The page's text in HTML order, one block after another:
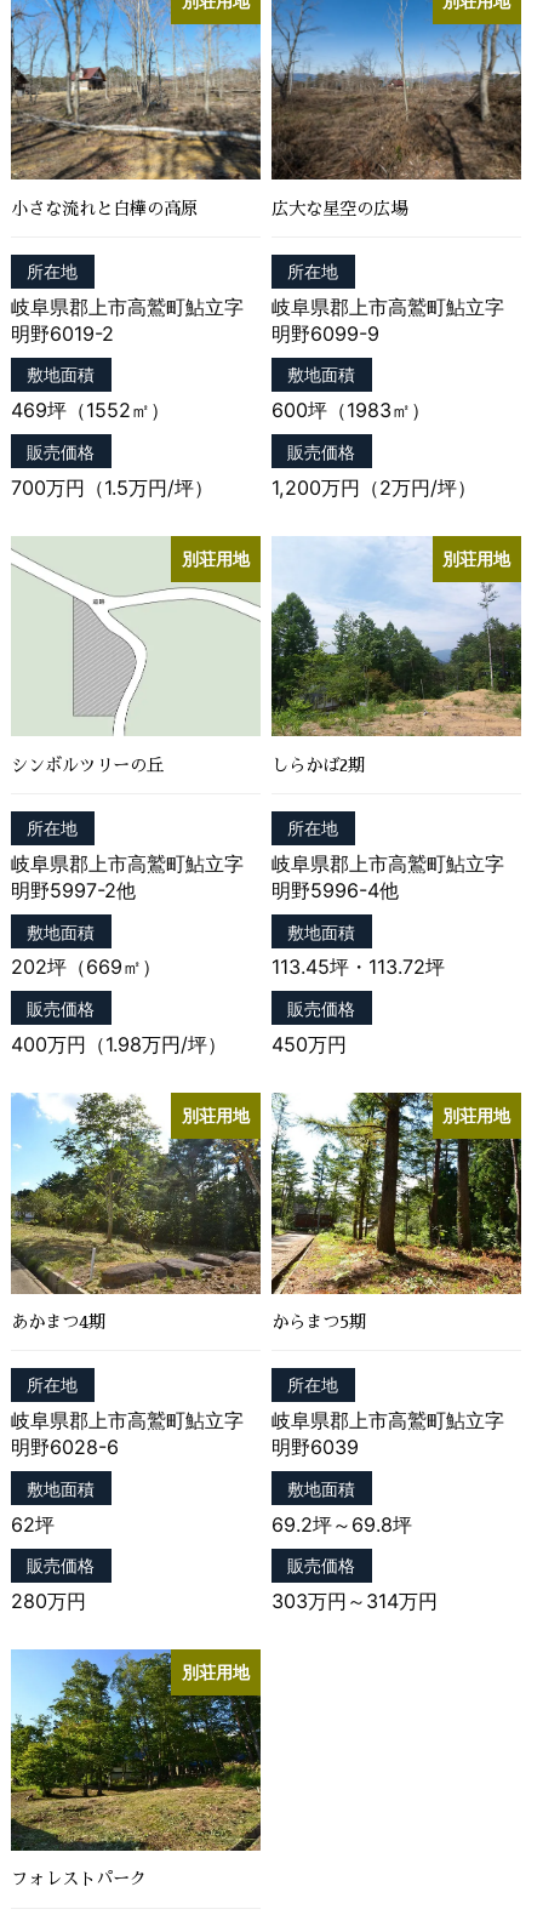
せたりするなど，本サービスの利用規約に違反したユ
ーザーや，不正・不当な目的でサービスを利用しよう
とするユーザーの利用をお断りするために，利用態
様，氏名や住所など個人を特定するための情報を利用
する目的
（7）ユーザーからのお問合せに対応するために，お
問合せ内容や代金の請求に関する情報など当社がユー
る情報や，ユーザーのサービス利用状況，連絡先情報
（8）上記の利用目的に付随する目的
第４条（個人情報の第三者提供）
当社は，次に掲げる場合を除いて，あらかじめユーザ
ーの同意を得ることなく，第三者に個人情報を提供す
ることはありません。ただし，個人情報保護法その他
の法令で認められる場合を除きます。
（1）法令に基づく場合
がある場合であって，本人の同意を得ることが困難で
（3）公衆衛生の向上または児童の健全な育成の推進
のために特に必要がある場合であって，本人の同意を
得ることが困難であるとき
（4）国の機関もしくは地方公共団体またはその委託
を受けた者が法令の定める事務を遂行することに対し
て協力する必要がある場合であって，本人の同意を得
ることにより当該事務の遂行に支障を及ぼすおそれが
（5）予め次の事項を告知あるいは公表をしている場
合
利用目的に第三者への提供を含むこと
第三者に提供されるデータの項目
第三者への提供の手段または方法
本人の求めに応じて個人情報の第三者への提供を停止
すること
前項の定めにかかわらず，次に掲げる場合は第三者に
は該当しないものとします。
（1）当社が利用目的の達成に必要な範囲内におい
（2）合併その他の事由による事業の承継に伴って
個人情報が提供される場合
（3）個人情報を特定の者との間で共同して利用す
る場合であって，その旨並びに共同して利用される個
人情報の項目，共同して利用する者の範囲，利用する
者の利用目的および当該個人情報の管理について責任
を有する者の氏名または名称について，あらかじめ本
人に通知し，または本人が容易に知り得る状態に置い
ているとき
第５条（個人情報の開示）
当社は，本人から個人情報の開示を求められたとき
は，本人に対し，遅滞なくこれを開示します。ただ
し，開示することにより次のいずれかに該当する場合
は，その全部または一部を開示しないこともあり，開
します。なお，個人情報の開示に際しては，１件あた
り１，０００円の手数料を申し受けます。
権利利益を害するおそれがある場合
（2）当社の業務の適正な実施に著しい支障を及ぼす
おそれがある場合
（3）その他法令に違反することとなる場合
前項の定めにかかわらず，履歴情報および特性情報な
どの個人情報以外の情報については，原則として開示
いたしません。
第６条（個人情報の訂正および削除）
小さな流れと白樺の高原
所在地
岐阜県郡上市高鷲町鮎立字
明野6019-2
敷地面積
469坪（1552㎡）
販売価格
700万円（1.5万円/坪）
広大な星空の広場
所在地
岐阜県郡上市高鷲町鮎立字
明野6099-9
敷地面積
600坪（1983㎡）
販売価格
1,200万円（2万円/坪）
別荘用地
シンボルツリーの丘
所在地
岐阜県郡上市高鷲町鮎立字
明野5997-2他
敷地面積
202坪（669㎡）
販売価格
400万円（1.98万円/坪）
別荘用地
しらかば2期
所在地
岐阜県郡上市高鷲町鮎立字
明野5996-4他
敷地面積
113.45坪・113.72坪
販売価格
450万円
別荘用地
あかまつ4期
所在地
岐阜県郡上市高鷲町鮎立字
明野6028-6
敷地面積
62坪
販売価格
280万円
別荘用地
からまつ5期
所在地
岐阜県郡上市高鷲町鮎立字
明野6039
敷地面積
69.2坪～69.8坪
販売価格
303万円～314万円
別荘用地
フォレストパーク